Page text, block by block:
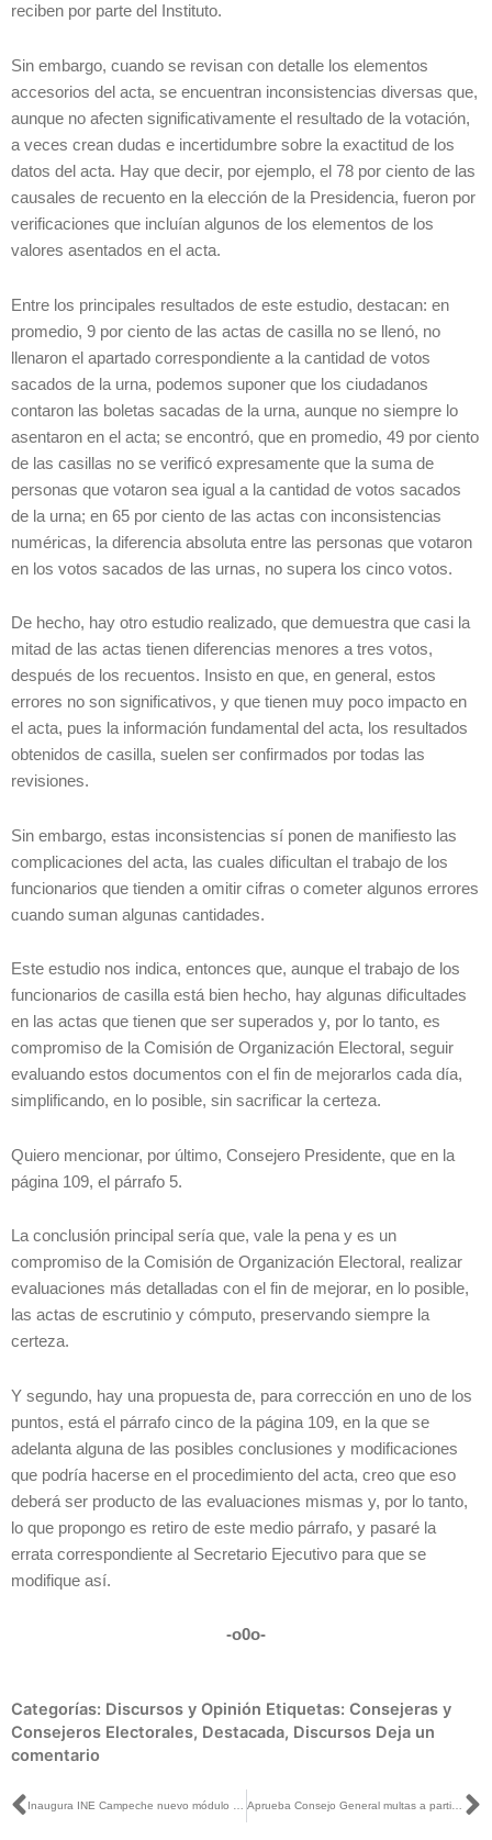
reciben por parte del Instituto.
Sin embargo, cuando se revisan con detalle los elementos
accesorios del acta, se encuentran inconsistencias diversas que,
aunque no afecten significativamente el resultado de la votación,
a veces crean dudas e incertidumbre sobre la exactitud de los
datos del acta. Hay que decir, por ejemplo, el 78 por ciento de las
causales de recuento en la elección de la Presidencia, fueron por
verificaciones que incluían algunos de los elementos de los
valores asentados en el acta.
Entre los principales resultados de este estudio, destacan: en
promedio, 9 por ciento de las actas de casilla no se llenó, no
llenaron el apartado correspondiente a la cantidad de votos
sacados de la urna, podemos suponer que los ciudadanos
contaron las boletas sacadas de la urna, aunque no siempre lo
asentaron en el acta; se encontró, que en promedio, 49 por ciento
de las casillas no se verificó expresamente que la suma de
personas que votaron sea igual a la cantidad de votos sacados
de la urna; en 65 por ciento de las actas con inconsistencias
numéricas, la diferencia absoluta entre las personas que votaron
en los votos sacados de las urnas, no supera los cinco votos.
De hecho, hay otro estudio realizado, que demuestra que casi la
mitad de las actas tienen diferencias menores a tres votos,
después de los recuentos. Insisto en que, en general, estos
errores no son significativos, y que tienen muy poco impacto en
el acta, pues la información fundamental del acta, los resultados
obtenidos de casilla, suelen ser confirmados por todas las
revisiones.
Sin embargo, estas inconsistencias sí ponen de manifiesto las
complicaciones del acta, las cuales dificultan el trabajo de los
funcionarios que tienden a omitir cifras o cometer algunos errores
cuando suman algunas cantidades.
Este estudio nos indica, entonces que, aunque el trabajo de los
funcionarios de casilla está bien hecho, hay algunas dificultades
en las actas que tienen que ser superados y, por lo tanto, es
compromiso de la Comisión de Organización Electoral, seguir
evaluando estos documentos con el fin de mejorarlos cada día,
simplificando, en lo posible, sin sacrificar la certeza.
Quiero mencionar, por último, Consejero Presidente, que en la
página 109, el párrafo 5.
La conclusión principal sería que, vale la pena y es un
compromiso de la Comisión de Organización Electoral, realizar
evaluaciones más detalladas con el fin de mejorar, en lo posible,
las actas de escrutinio y cómputo, preservando siempre la
certeza.
Y segundo, hay una propuesta de, para corrección en uno de los
puntos, está el párrafo cinco de la página 109, en la que se
adelanta alguna de las posibles conclusiones y modificaciones
que podría hacerse en el procedimiento del acta, creo que eso
deberá ser producto de las evaluaciones mismas y, por lo tanto,
lo que propongo es retiro de este medio párrafo, y pasaré la
errata correspondiente al Secretario Ejecutivo para que se
modifique así.
-o0o-
Categorías: Discursos y Opinión Etiquetas: Consejeras y
Consejeros Electorales, Destacada, Discursos Deja un
comentario
Ant Aprueba Consejo General multas a partidos por más de 1 millón de pesos